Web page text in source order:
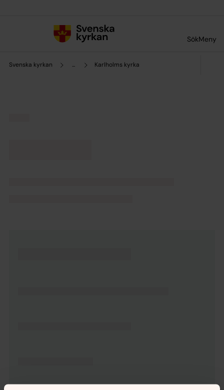
SökMeny
Svenska kyrkan ... Karlholms kyrka